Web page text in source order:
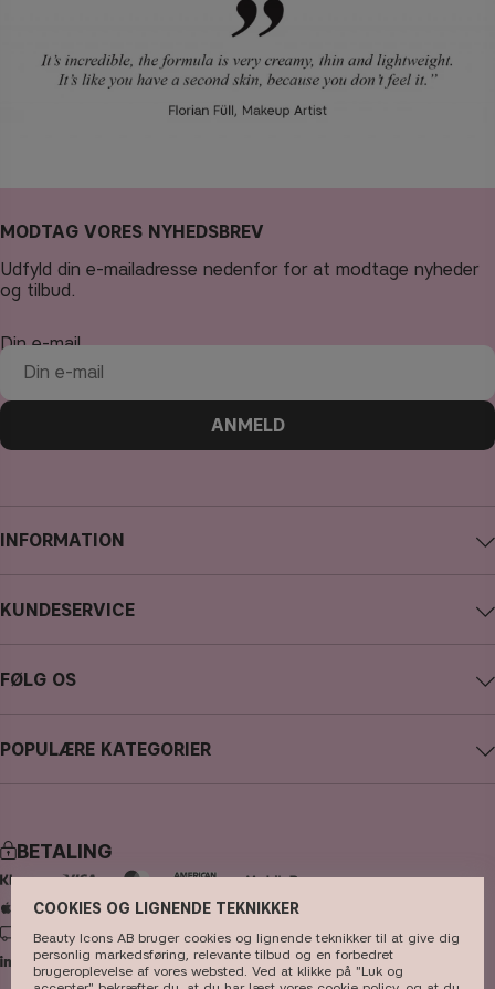
INFORMATION
Karriere
KUNDESERVICE
Fortryd køb
FØLG OS
Facebook
Pinterest
POPULÆRE KATEGORIER
makeup
hudpleje
hårpleje
parfume
MODTAG VORES NYHEDSBREV
Udfyld din e-mailadresse nedenfor for at modtage nyheder
og tilbud.
Din e-mail
ANMELD
BETALING
LEVERING
COOKIES OG LIGNENDE TEKNIKKER
Beauty Icons AB bruger cookies og lignende teknikker til at give dig
personlig markedsføring, relevante tilbud og en forbedret
brugeroplevelse af vores websted. Ved at klikke på "Luk og